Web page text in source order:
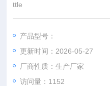
ttle
产品型号：
更新时间：2026-05-27
厂商性质：生产厂家
访问量：1152